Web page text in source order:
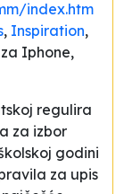
index.htm
, Inspiration,
Iphone,
regulira
za izbor
godini
za upis